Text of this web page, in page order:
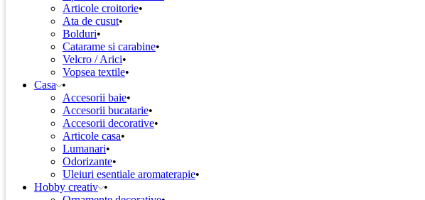
Articole croitorie
Ata de cusut
Bolduri
Catarame si carabine
Velcro / Arici
Vopsea textile
Casa
Accesorii baie
Accesorii bucatarie
Accesorii decorative
Articole casa
Lumanari
Odorizante
Uleiuri esentiale aromaterapie
Hobby creativ